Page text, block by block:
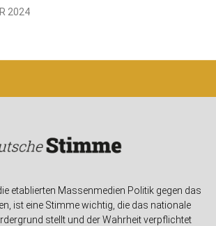
2024
etablierten Massenmedien Politik gegen das
ist eine Stimme wichtig, die das nationale
stellt und der Wahrheit verpflichtet